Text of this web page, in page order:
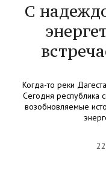
С
Когда-то реки
Сегодня республика
возобновляемые